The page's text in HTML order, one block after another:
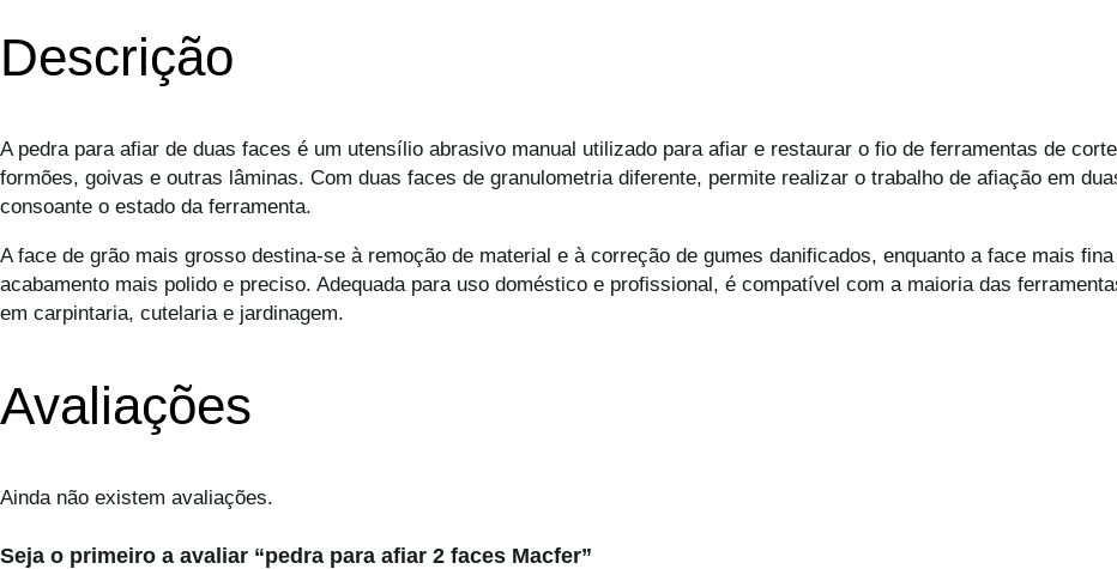
Descrição
A pedra para afiar de duas faces é um utensílio abrasivo manual utilizado para afiar e restaurar o fio de ferramentas de
formões, goivas e outras lâminas. Com duas faces de granulometria diferente, permite realizar o trabalho de afiação em
consoante o estado da ferramenta.
A face de grão mais grosso destina-se à remoção de material e à correção de gumes danificados, enquanto a face mais
acabamento mais polido e preciso. Adequada para uso doméstico e profissional, é compatível com a maioria das
em carpintaria, cutelaria e jardinagem.
Avaliações
Ainda não existem avaliações.
Seja o primeiro a avaliar “pedra para afiar 2 faces Macfer”